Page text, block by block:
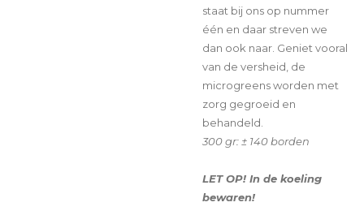
staat bij ons op nummer
één en daar streven we
dan ook naar. Geniet vooral
van de versheid, de
microgreens worden met
zorg gegroeid en
behandeld.
300 gr: ± 140 borden
LET OP! In de koeling
bewaren!